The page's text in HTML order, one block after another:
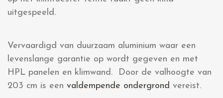
uitgespeeld.
Vervaardigd van duurzaam aluminium waar een
levenslange garantie op wordt gegeven en met
HPL panelen en klimwand. Door de valhoogte van
203 cm is een valdempende ondergrond vereist.